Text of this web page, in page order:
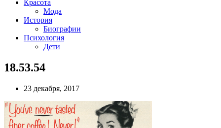
Красота
Мода
История
Биографии
Психология
Дети
18.53.54
23 декабря, 2017